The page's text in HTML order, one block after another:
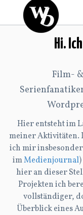
Hi.
Film-
Hier entsteht im
meiner Aktivitäten.
ich mir
imMedienjournal
hier an dieser
Projekten ich
vollständiger,
Überblick eines